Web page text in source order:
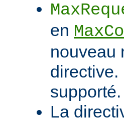
en
nouveau
directive.
supporté.
La